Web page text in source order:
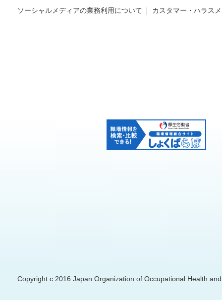
ソーシャルメディアの業務利用について
カスタマー・ハラス
Copyright c 2016 Japan Organization of Occupational Health